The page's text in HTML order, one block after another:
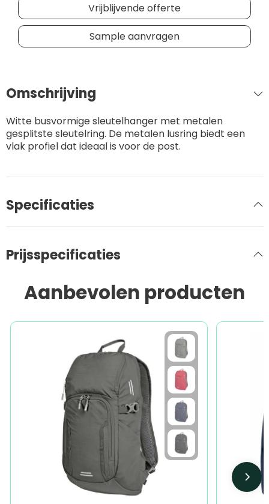
Vrijblijvende offerte
Sample aanvragen
Omschrijving
Witte busvormige sleutelhanger met metalen
gesplitste sleutelring. De metalen lusring biedt een
vlak profiel dat ideaal is voor de post.
Specificaties
Prijsspecificaties
Aanbevolen producten